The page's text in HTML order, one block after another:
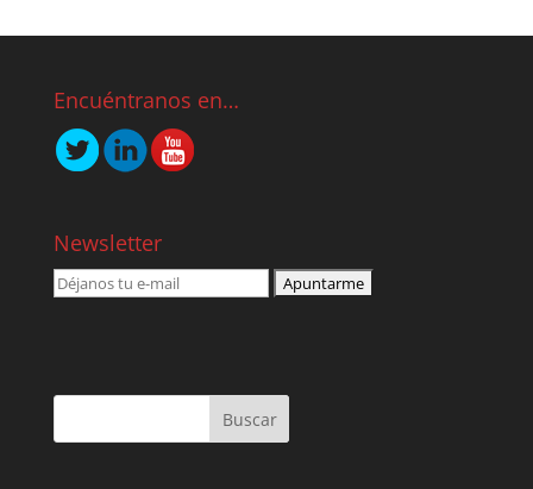
Encuéntranos en…
Newsletter